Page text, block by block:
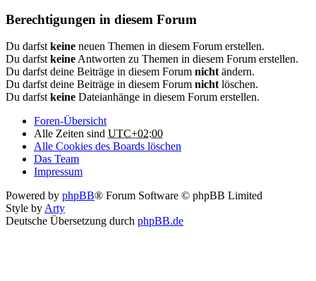
Berechtigungen in diesem Forum
Du darfstkeine neuen Themen in diesem Forum erstellen.
Du darfstkeineAntworten zu Themen in diesem Forum erstellen.
Du darfst deine Beiträge in diesem Forum nichtändern.
Du darfst deine Beiträge in diesem Forum nichtlöschen.
Du darfstkeine Dateianhänge in diesem Forum erstellen.
Foren-Übersicht
Alle Zeiten sind UTC+02:00
Alle Cookies des Boards löschen
Das Team
Impressum
Powered by phpBB® Forum Software © phpBB Limited
Style byArty
Deutsche Übersetzung durch phpBB.de